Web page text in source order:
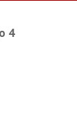
4